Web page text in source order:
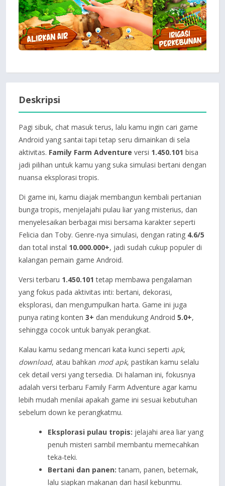
Deskripsi
Pagi sibuk, chat masuk terus, lalu kamu ingin cari game
Android yang santai tapi tetap seru dimainkan di sela
aktivitas. Family Farm Adventure versi 1.450.101 bisa
jadi pilihan untuk kamu yang suka simulasi bertani dengan
nuansa eksplorasi tropis.
Di game ini, kamu diajak membangun kembali pertanian
bunga tropis, menjelajahi pulau liar yang misterius, dan
menyelesaikan berbagai misi bersama karakter seperti
Felicia dan Toby. Genre-nya simulasi, dengan rating 4.6/5
dan total instal 10.000.000+, jadi sudah cukup populer di
kalangan pemain game Android.
Versi terbaru 1.450.101 tetap membawa pengalaman
yang fokus pada aktivitas inti: bertani, dekorasi,
eksplorasi, dan mengumpulkan harta. Game ini juga
punya rating konten 3+ dan mendukung Android 5.0+,
sehingga cocok untuk banyak perangkat.
Kalau kamu sedang mencari kata kunci seperti apk,
download, atau bahkan mod apk, pastikan kamu selalu
cek detail versi yang tersedia. Di halaman ini, fokusnya
adalah versi terbaru Family Farm Adventure agar kamu
lebih mudah menilai apakah game ini sesuai kebutuhan
sebelum down ke perangkatmu.
Eksplorasi pulau tropis: jelajahi area liar yang
penuh misteri sambil membantu memecahkan
teka-teki.
Bertani dan panen: tanam, panen, beternak,
lalu siapkan makanan dari hasil kebunmu.